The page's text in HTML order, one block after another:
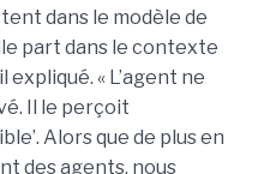
dans le modèle de
part dans le contexte
expliqué. « L’agent ne
Il le perçoit
Alors que de plus en
des agents, nous